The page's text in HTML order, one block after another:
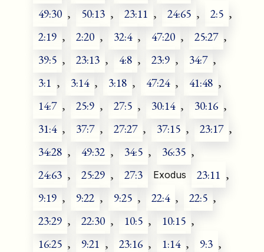
49:30 , 50:13 , 23:11 , 24:65 , 2:5 ,
2:19 , 2:20 , 32:4 , 47:20 , 25:27 ,
39:5 , 23:13 , 4:8 , 23:9 , 34:7 ,
3:1 , 3:14 , 3:18 , 47:24 , 41:48 ,
14:7 , 25:9 , 27:5 , 30:14 , 30:16 ,
31:4 , 37:7 , 27:27 , 37:15 , 23:17 ,
34:28 , 49:32 , 34:5 , 36:35 ,
24:63 , 25:29 , 27:3 Exodus 23:11 ,
9:19 , 9:22 , 9:25 , 22:4 , 22:5 ,
23:29 , 22:30 , 10:5 , 10:15 ,
16:25 , 9:21 , 23:16 , 1:14 , 9:3 ,